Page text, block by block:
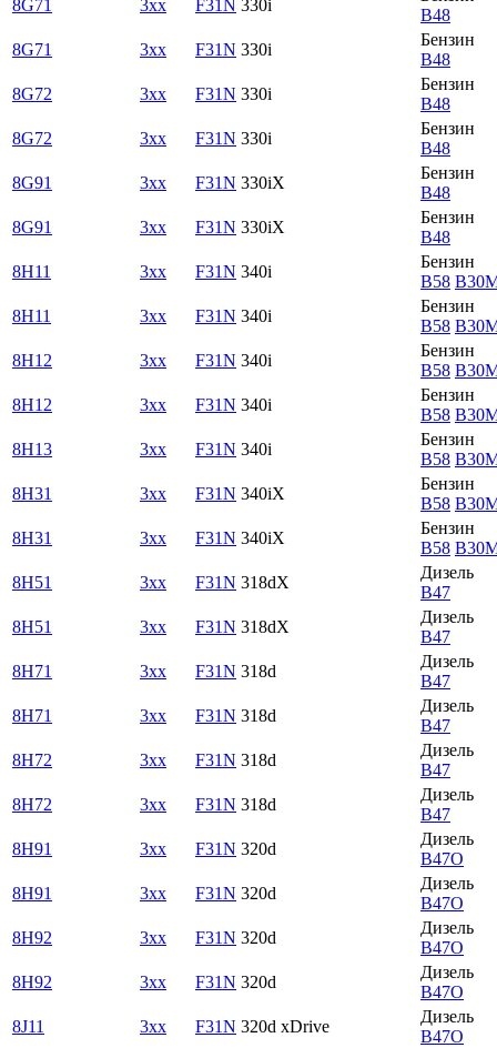
8G71
3xx F31N 330i
B48
8G71
3xx F31N 330i
Бензин
B48
8G72
3xx F31N 330i
Бензин
B48
8G72
3xx F31N 330i
Бензин
B48
8G91
3xx F31N 330iX
Бензин
B48
8G91
3xx F31N 330iX
Бензин
B48
8H11
3xx F31N 340i
Бензин
B58
8H11
3xx F31N 340i
Бензин
B58
8H12
3xx F31N 340i
Бензин
B58
8H12
3xx F31N 340i
Бензин
B58
8H13
3xx F31N 340i
Бензин
B58
8H31
3xx F31N 340iX
Бензин
B58
8H31
3xx F31N 340iX
Бензин
B58
8H51
3xx F31N 318dX
Дизель
B47
8H51
3xx F31N 318dX
Дизель
B47
8H71
3xx F31N 318d
Дизель
B47
8H71
3xx F31N 318d
Дизель
B47
8H72
3xx F31N 318d
Дизель
B47
8H72
3xx F31N 318d
Дизель
B47
8H91
3xx F31N 320d
Дизель
B47O
8H91
3xx F31N 320d
Дизель
B47O
8H92
3xx F31N 320d
Дизель
B47O
8H92
3xx F31N 320d
Дизель
B47O
8J11
3xx F31N 320d xDrive
Дизель
B47O